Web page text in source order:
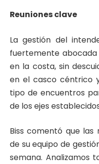
Reuniones clave
La gestión del
fuertemente
en la costa, sin
en el casco céntrico
tipo de encuentros
de los ejes
Biss comentó que las
de su equipo de
semana. Analizamos